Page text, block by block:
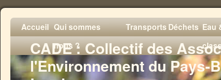
CADE : Collectif des
l'Environnement du Pays-
Accueil Qui sommes
nous ?
TransportsDéchets Eau